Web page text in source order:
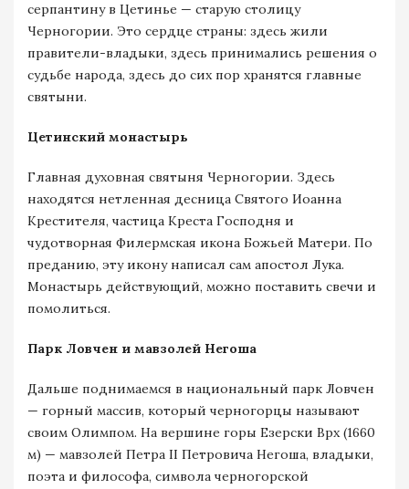
серпантину в Цетинье — старую столицу
Черногории. Это сердце страны: здесь жили
правители-владыки, здесь принимались решения о
судьбе народа, здесь до сих пор хранятся главные
святыни.
Цетинский монастырь
Главная духовная святыня Черногории. Здесь
находятся нетленная десница Святого Иоанна
Крестителя, частица Креста Господня и
чудотворная Филермская икона Божьей Матери. По
преданию, эту икону написал сам апостол Лука.
Монастырь действующий, можно поставить свечи и
помолиться.
Парк Ловчен и мавзолей Негоша
Дальше поднимаемся в национальный парк Ловчен
— горный массив, который черногорцы называют
своим Олимпом. На вершине горы Езерски Врх (1660
м) — мавзолей Петра II Петровича Негоша, владыки,
поэта и философа, символа черногорской